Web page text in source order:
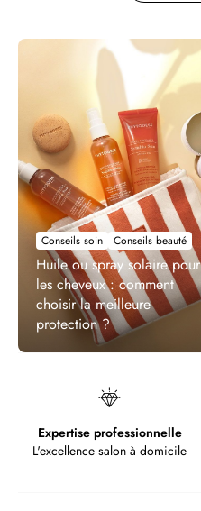
Conseils soin Conseils beauté
Huile ou spray solaire pour
les cheveux : comment
choisir la meilleure
protection ?
Expertise professionnelle
L'excellence salon à domicile